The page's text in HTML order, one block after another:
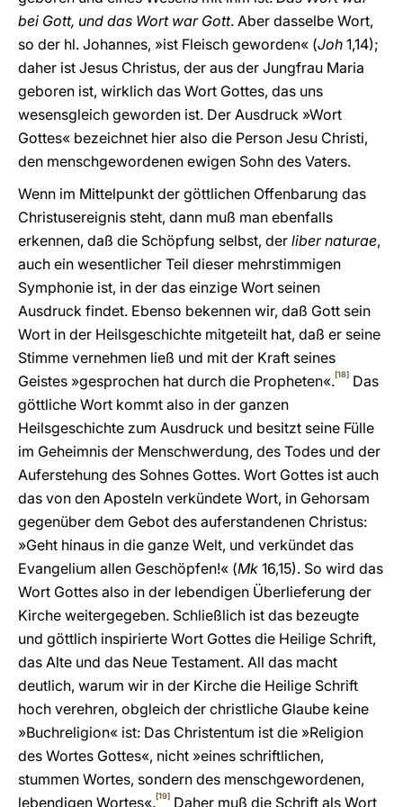
bei Gott, und das Wort war Gott. Aber dasselbe Wort,
so der hl. Johannes, »ist Fleisch geworden« (Joh 1,14);
daher ist Jesus Christus, der aus der Jungfrau Maria
geboren ist, wirklich das Wort Gottes, das uns
wesensgleich geworden ist. Der Ausdruck »Wort
Gottes« bezeichnet hier also die Person Jesu Christi,
den menschgewordenen ewigen Sohn des Vaters.
Wenn im Mittelpunkt der göttlichen Offenbarung das
Christusereignis steht, dann muß man ebenfalls
erkennen, daß die Schöpfung selbst, der liber naturae,
auch ein wesentlicher Teil dieser mehrstimmigen
Symphonie ist, in der das einzige Wort seinen
Ausdruck findet. Ebenso bekennen wir, daß Gott sein
Wort in der Heilsgeschichte mitgeteilt hat, daß er seine
Stimme vernehmen ließ und mit der Kraft seines
Geistes »gesprochen hat durch die Propheten«.[18] Das
göttliche Wort kommt also in der ganzen
Heilsgeschichte zum Ausdruck und besitzt seine Fülle
im Geheimnis der Menschwerdung, des Todes und der
Auferstehung des Sohnes Gottes. Wort Gottes ist auch
das von den Aposteln verkündete Wort, in Gehorsam
gegenüber dem Gebot des auferstandenen Christus:
»Geht hinaus in die ganze Welt, und verkündet das
Evangelium allen Geschöpfen!« (Mk 16,15). So wird das
Wort Gottes also in der lebendigen Überlieferung der
Kirche weitergegeben. Schließlich ist das bezeugte
und göttlich inspirierte Wort Gottes die Heilige Schrift,
das Alte und das Neue Testament. All das macht
deutlich, warum wir in der Kirche die Heilige Schrift
hoch verehren, obgleich der christliche Glaube keine
»Buchreligion« ist: Das Christentum ist die »Religion
des Wortes Gottes«, nicht »eines schriftlichen,
stummen Wortes, sondern des menschgewordenen,
lebendigen Wortes«.[19] Daher muß die Schrift als Wort